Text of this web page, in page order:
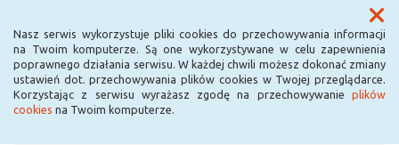
Nasz serwis wykorzystuje pliki cookies do przechowywania informacji
na Twoim komputerze. Są one wykorzystywane w celu zapewnienia
poprawnego działania serwisu. W każdej chwili możesz dokonać zmiany
ustawień dot. przechowywania plików cookies w Twojej przeglądarce.
Korzystając z serwisu wyrażasz zgodę na przechowywanie plików
cookies na Twoim komputerze.
Menu